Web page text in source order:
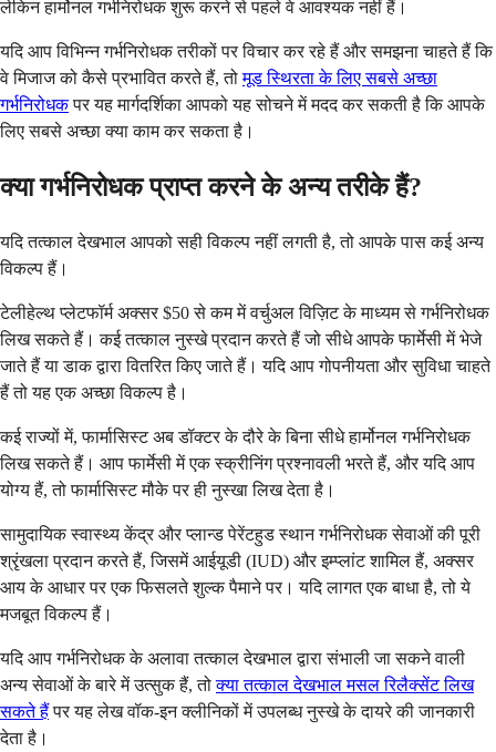
लेकिन हार्मोनल गर्भनिरोधक शुरू करने से पहले वे आवश्यक नहीं हैं।
यदि आप विभिन्न गर्भनिरोधक तरीकों पर विचार कर रहे हैं और समझना चाहते हैं कि
वे मिजाज को कैसे प्रभावित करते हैं, तोमूड स्थिरता के लिए सबसे अच्छा
गर्भनिरोधकपर यह मार्गदर्शिका आपको यह सोचने में मदद कर सकती है कि आपके
लिए सबसे अच्छा क्या काम कर सकता है।
क्या गर्भनिरोधक प्राप्त करने के अन्य तरीके हैं?
यदि तत्काल देखभाल आपको सही विकल्प नहीं लगती है, तो आपके पास कई अन्य
विकल्प हैं।
टेलीहेल्थ प्लेटफॉर्म अक्सर $50 से कम में वर्चुअल विज़िट के माध्यम से गर्भनिरोधक
लिख सकते हैं। कई तत्काल नुस्खे प्रदान करते हैं जो सीधे आपके फार्मेसी में भेजे
जाते हैं या डाक द्वारा वितरित किए जाते हैं। यदि आप गोपनीयता और सुविधा चाहते
हैं तो यह एक अच्छा विकल्प है।
कई राज्यों में, फार्मासिस्ट अब डॉक्टर के दौरे के बिना सीधे हार्मोनल गर्भनिरोधक
लिख सकते हैं। आप फार्मेसी में एक स्क्रीनिंग प्रश्नावली भरते हैं, और यदि आप
योग्य हैं, तो फार्मासिस्ट मौके पर ही नुस्खा लिख देता है।
सामुदायिक स्वास्थ्य केंद्र और प्लान्ड पेरेंटहुड स्थान गर्भनिरोधक सेवाओं की पूरी
श्रृंखला प्रदान करते हैं, जिसमें आईयूडी (IUD) और इम्प्लांट शामिल हैं, अक्सर
आय के आधार पर एक फिसलते शुल्क पैमाने पर। यदि लागत एक बाधा है, तो ये
मजबूत विकल्प हैं।
यदि आप गर्भनिरोधक के अलावा तत्काल देखभाल द्वारा संभाली जा सकने वाली
अन्य सेवाओं के बारे में उत्सुक हैं, तोक्या तत्काल देखभाल मसल रिलैक्सेंट लिख
सकते हैंपर यह लेख वॉक-इन क्लीनिकों में उपलब्ध नुस्खे के दायरे की जानकारी
देता है।